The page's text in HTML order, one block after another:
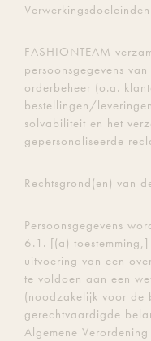
Verwerkingsdoeleinden
FASHIONTEAM
persoonsgegevens
orderbeheer (o.a.
bestellingen/
solvabiliteit en het
gepersonaliseerde
Rechtsgrond(en) van
Persoonsgegevens
6.1. [(a)
uitvoering van een
te voldoen aan een
(noodzakelijk voor de
gerechtvaardigde
Algemene